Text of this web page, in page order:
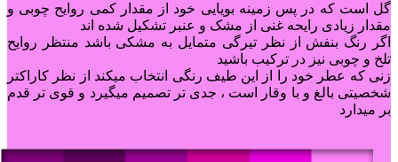
گل است که در پس زمینه بویایی خود از مقدار کمی روایح چوبی و
‌مقدار زیادی رایحه غنی از مشک‌ و‌ عنبر تشکیل شده اند
‌‌اگر رنگ ‌بنفش از نظر تیرگی‌ متمایل به مشکی باشد منتظر روایح
تلخ و چوبی نیز در ترکیب باشید
‌‌‌‌‌زنی که عطر خود را از این طیف رنگی انتخاب میکند از نظر کاراکتر
شخصیتی بالغ و با وقار است ، جدی تر تصمیم میگیرد و قوی تر قدم‌
بر میدارد